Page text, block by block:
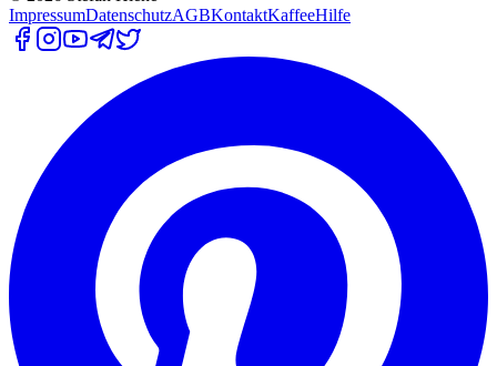
ImpressumDatenschutzAGBKontaktKaffeeHilfe